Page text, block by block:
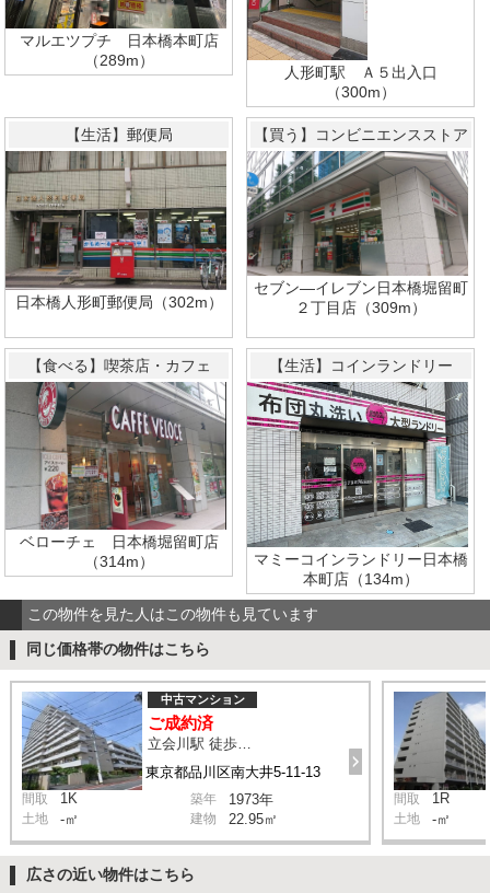
マルエツプチ 日本橋本町店
（289m）
人形町駅 Ａ５出入口
（300m）
【生活】郵便局
日本橋人形町郵便局（302m）
【買う】コンビニエンスストア
セブン―イレブン日本橋堀留町
２丁目店（309m）
【食べる】喫茶店・カフェ
ベローチェ 日本橋堀留町店
（314m）
【生活】コインランドリー
マミーコインランドリー日本橋
本町店（134m）
この物件を見た人はこの物件も見ています
同じ価格帯の物件はこちら
東京都品川区南大井5-11-13
中古マンション
ご成約済
立会川駅 徒歩6分
間取 1K 築年 1973年
土地 -㎡ 建物 22.95㎡
間取 1R
土地 -㎡
広さの近い物件はこちら